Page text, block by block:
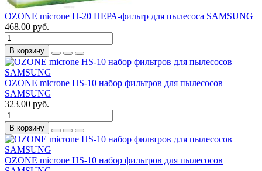
OZONE microne H-20 НЕРА-фильтр для пылесоса SAMSUNG
468.00 руб.
В корзину
OZONE microne HS-10 набор фильтров для пылесосов
SAMSUNG
323.00 руб.
В корзину
OZONE microne HS-10 набор фильтров для пылесосов